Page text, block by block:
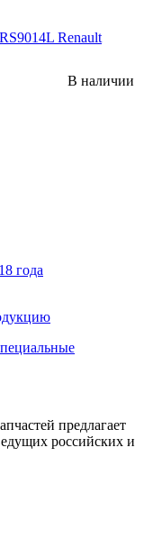
Renault
В наличии
года
предлагает
российских и